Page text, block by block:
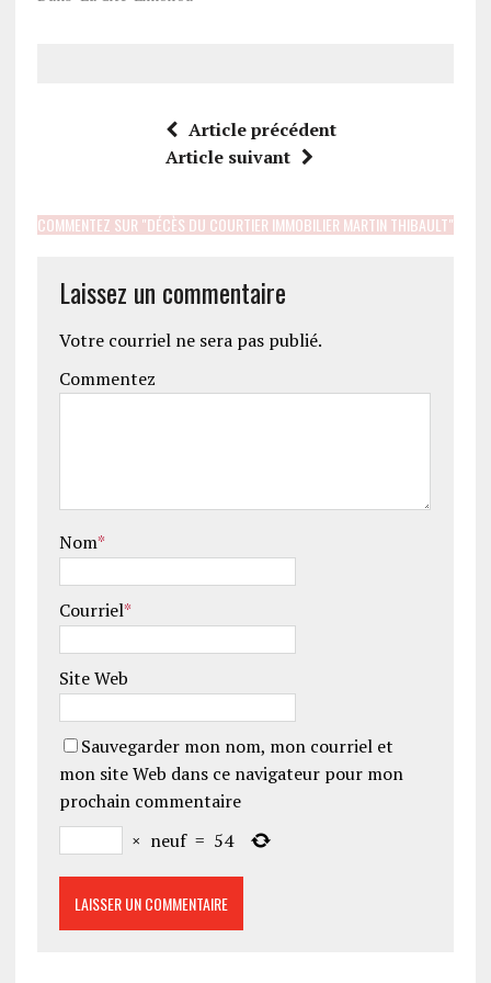
Article précédent
Article suivant
COMMENTEZ SUR "DÉCÈS DU COURTIER IMMOBILIER MARTIN THIBAULT"
Laissez un commentaire
Votre courriel ne sera pas publié.
Commentez
Nom*
Courriel*
Site Web
Sauvegarder mon nom, mon courriel et
mon site Web dans ce navigateur pour mon
prochain commentaire
× neuf = 54